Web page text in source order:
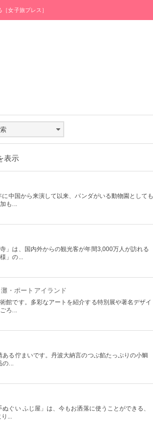
女子旅プレス］
表示
中国から来演して以来、パンダがいる動物園としても
も...
」は、国内外からの観光客が年間3,000万人が訪れる
」の...
・ポートアイランド
館です。多彩なアートを紹介する特別展や著名デザイ
ろ...
る佇まいです。丹波大納言のつぶ餡たっぷりの小鯛
の...
ぐい ふじ屋」は、今もお洒落に使うことができる、
...